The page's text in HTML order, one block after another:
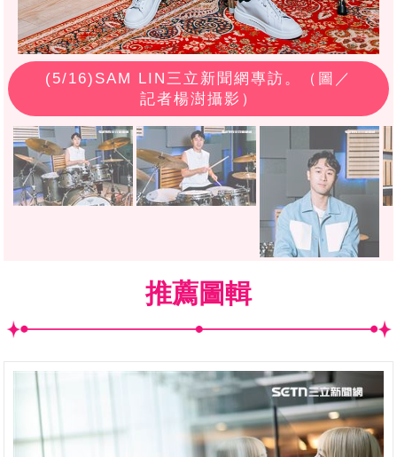
(5/16)SAM LIN三立新聞網專訪。（圖／
記者楊澍攝影）
推薦圖輯